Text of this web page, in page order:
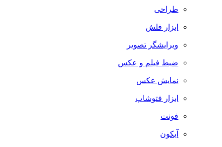
طراحی
ابزار فلش
ویرایشگر تصویر
ضبط فيلم و عكس
نمایش عکس
ابزار فتوشاپ
فونت
آیکون